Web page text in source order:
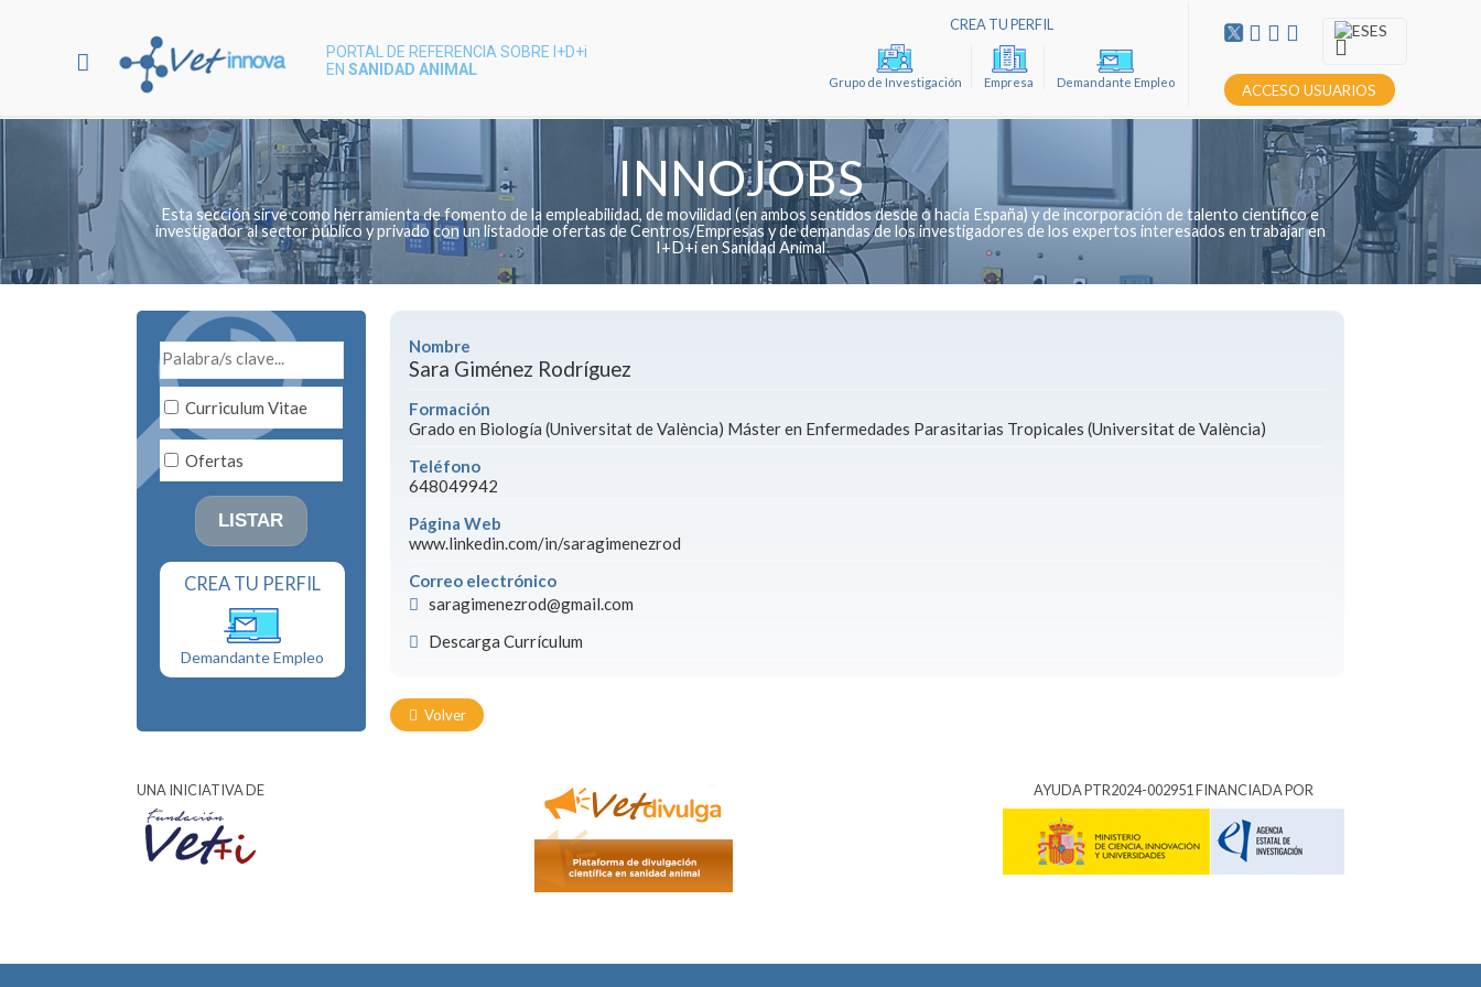
PORTAL DE REFERENCIA SOBRE I+D+i
ENSANIDAD ANIMAL
CREA TU PERFIL
Grupo de Investigación Empresa Demandante Empleo
ES
ACCESO USUARIOS
INNOJOBS
Esta sección sirve como herramienta de fomento de la empleabilidad, de movilidad (en ambos sentidos desde o hacia España) y de incorporación de talento científico e
investigador al sector público y privado con un listadode ofertas de Centros/Empresas y de demandas de los investigadores de los expertos interesados en trabajar en
I+D+i en Sanidad Animal
Curriculum Vitae
Ofertas
CREA TU PERFIL
Demandante Empleo
Nombre
Sara Giménez Rodríguez
Formación
Grado en Biología (Universitat de València) Máster en Enfermedades Parasitarias Tropicales (Universitat de València)
Teléfono
648049942
Página Web
www.linkedin.com/in/saragimenezrod
Correo electrónico
saragimenezrod@gmail.com
Descarga Currículum
Volver
UNA INICIATIVA DE AYUDA PTR2024-002951 FINANCIADA POR